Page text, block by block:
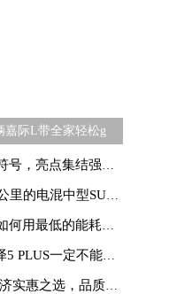
嘉际L带全家轻松g
亮点集结强势来袭
首款车型蓝电E5正式上市13.99万起
的能耗找到最美的风景
一定不能错过
品质与性能的双重保障